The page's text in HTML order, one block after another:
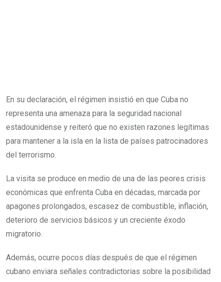
En su declaración, el régimen insistió en que Cuba no
representa una amenaza para la seguridad nacional
estadounidense y reiteró que no existen razones legítimas
para mantener a la isla en la lista de países patrocinadores
del terrorismo.
La visita se produce en medio de una de las peores crisis
económicas que enfrenta Cuba en décadas, marcada por
apagones prolongados, escasez de combustible, inflación,
deterioro de servicios básicos y un creciente éxodo
migratorio.
Además, ocurre pocos días después de que el régimen
cubano enviara señales contradictorias sobre la posibilidad